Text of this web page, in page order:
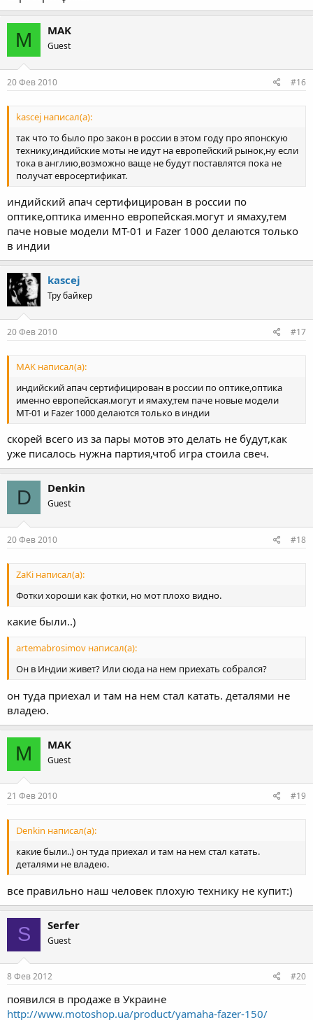
M MAK
Guest
20 Фев 2010 #16
kascej написал(а):
так что то было про закон в россии в этом году про японскую
технику,индийские моты не идут на европейский рынок,ну если
тока в англию,возможно ваще не будут поставлятся пока не
получат евросертификат.
индийский апач сертифицирован в россии по
оптике,оптика именно европейская.могут и ямаху,тем
паче новые модели МТ-01 и Fazer 1000 делаются только
в индии
kascej
Тру байкер
20 Фев 2010 #17
MAK написал(а):
индийский апач сертифицирован в россии по оптике,оптика
именно европейская.могут и ямаху,тем паче новые модели
МТ-01 и Fazer 1000 делаются только в индии
скорей всего из за пары мотов это делать не будут,как
уже писалось нужна партия,чтоб игра стоила свеч.
D Denkin
Guest
20 Фев 2010 #18
ZaKi написал(а):
Фотки хороши как фотки, но мот плохо видно.
какие были..)
artemabrosimov написал(а):
Он в Индии живет? Или сюда на нем приехать собрался?
он туда приехал и там на нем стал катать. деталями не
владею.
M MAK
Guest
21 Фев 2010 #19
Denkin написал(а):
какие были..) он туда приехал и там на нем стал катать.
деталями не владею.
все правильно наш человек плохую технику не купит:)
S Serfer
Guest
8 Фев 2012 #20
появился в продаже в Украине
http://www.motoshop.ua/product/yamaha-fazer-150/